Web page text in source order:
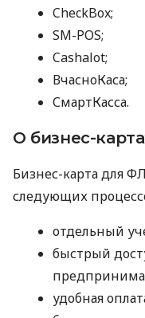
CheckBox;
SM-POS;
Cashalot;
ВчасноКаса;
СмартКасса.
О бизнес-
Бизнес-карта для
следующих
отдельный
быстрый
удобная